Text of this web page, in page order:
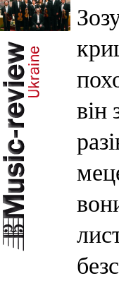
він